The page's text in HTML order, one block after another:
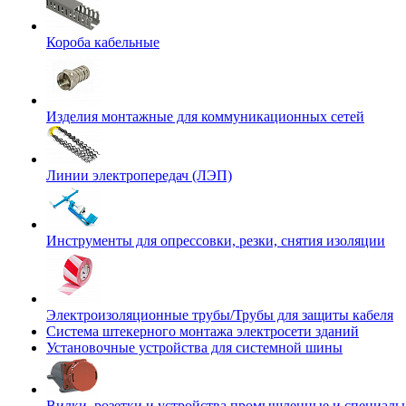
Короба кабельные
Изделия монтажные для коммуникационных сетей
Линии электропередач (ЛЭП)
Инструменты для опрессовки, резки, снятия изоляции
Электроизоляционные трубы/Трубы для защиты кабеля
Система штекерного монтажа электросети зданий
Установочные устройства для системной шины